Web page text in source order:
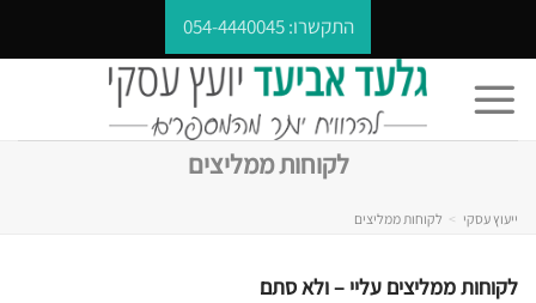
content
התקשרו:054-4440045
לקוחות ממליצים
ייעוץ עסקי > לקוחות ממליצים
לקוחות ממליצים עליי – ולא סתם